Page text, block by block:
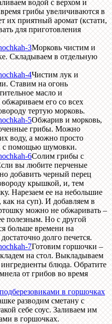
водой с верхом и
грибы увеличиваются в
их приятный аромат (кстати,
для приготовления
Морковь чистим и
Складываем в отдельную
Чистим лук и
Ставим на огонь
масло и
его со всех
тертую морковь.
Обжарив и морковь,
грибы. Можно
воду, а можно просто
с помощью шумовки.
Солим грибы с
вы любите перченые
добавить черный перец
крышкой, и, тем
Нарезаем ее на небольшие
на суп). И добавляем в
можно не обжаривать –
полезным. Но с другой
больше времени на
долго печется.
Готовим горшочки –
на стол. Выкладываем
блюда. Обратите
от грибов во время
разводим сметану с
себе соус. Заливаем им
в горшочках.